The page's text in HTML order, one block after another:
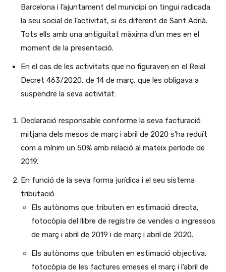
Barcelona i l’ajuntament del municipi on tingui radicada
la seu social de l’activitat, si és diferent de Sant Adrià.
Tots ells amb una antiguitat màxima d’un mes en el
moment de la presentació.
En el cas de les activitats que no figuraven en el Reial
Decret 463/2020, de 14 de març, que les obligava a
suspendre la seva activitat:
Declaració responsable conforme la seva facturació
mitjana dels mesos de març i abril de 2020 s’ha reduït
com a mínim un 50% amb relació al mateix període de
2019.
En funció de la seva forma jurídica i el seu sistema
tributació:
Els autònoms que tributen en estimació directa,
fotocòpia del llibre de registre de vendes o ingressos
de març i abril de 2019 i de març i abril de 2020.
Els autònoms que tributen en estimació objectiva,
fotocòpia de les factures emeses el març i l’abril de